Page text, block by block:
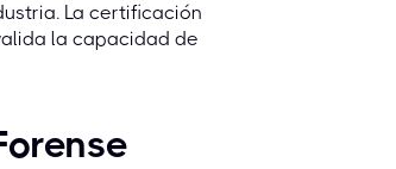
La certificación
la capacidad de